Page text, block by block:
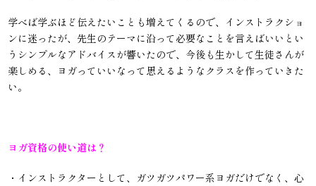
学べば学ぶほど伝えたいことも増えてくるので、インストラクショ
ンに迷ったが、先生のテーマに沿って必要なことを言えばいいとい
うシンプルなアドバイスが響いたので、今後も生かして生徒さんが
楽しめる、ヨガっていいなって思えるようなクラスを作っていきた
い。
ヨガ資格の使い道は？
・インストラクターとして、ガツガツパワー系ヨガだけでなく、心